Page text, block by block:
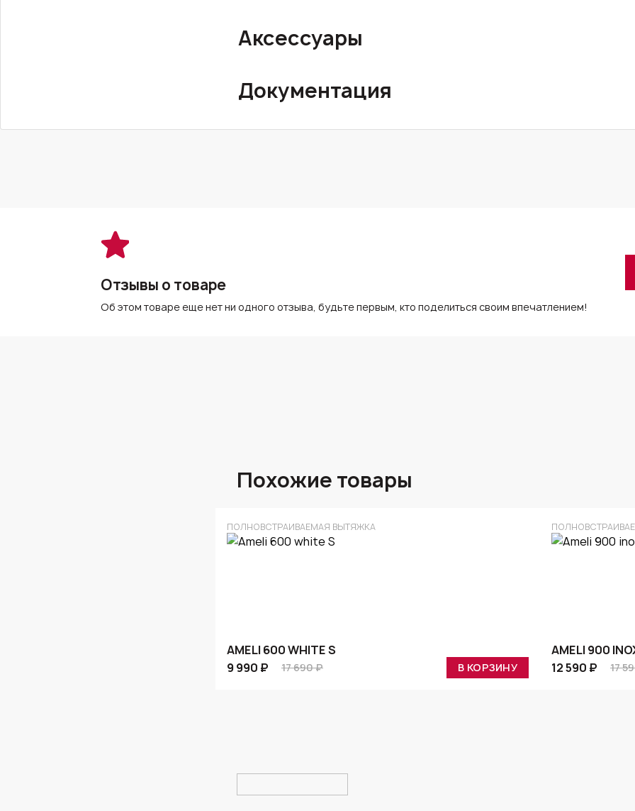
Аксессуары
Документация
Отзывы о товаре
Об этом товаре еще нет ни одного отзыва, будьте первым, кто поделиться своим впечатлением!
Похожие товары
ПОЛНОВСТРАИВАЕМАЯ ВЫТЯЖКА
AMELI 600 WHITE S
9 990 ₽
17 690 ₽ В КОРЗИНУ
AMELI 900
12 590 ₽
17